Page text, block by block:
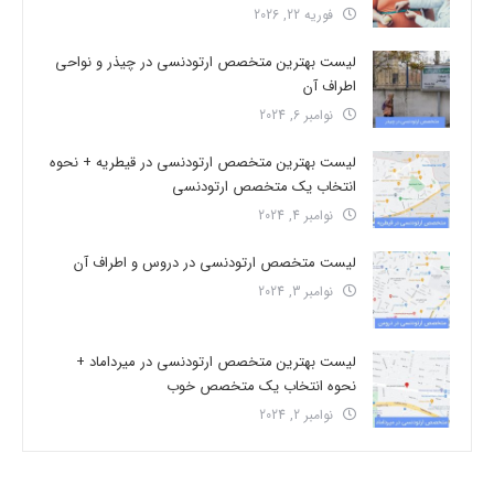
فوریه 22, 2026
لیست بهترین متخصص ارتودنسی در چیذر و نواحی
اطراف آن
نوامبر 6, 2024
لیست بهترین متخصص ارتودنسی در قیطریه + نحوه
انتخاب یک متخصص ارتودنسی
نوامبر 4, 2024
لیست متخصص ارتودنسی در دروس و اطراف آن
نوامبر 3, 2024
لیست بهترین متخصص ارتودنسی در میرداماد +
نحوه انتخاب یک متخصص خوب
نوامبر 2, 2024